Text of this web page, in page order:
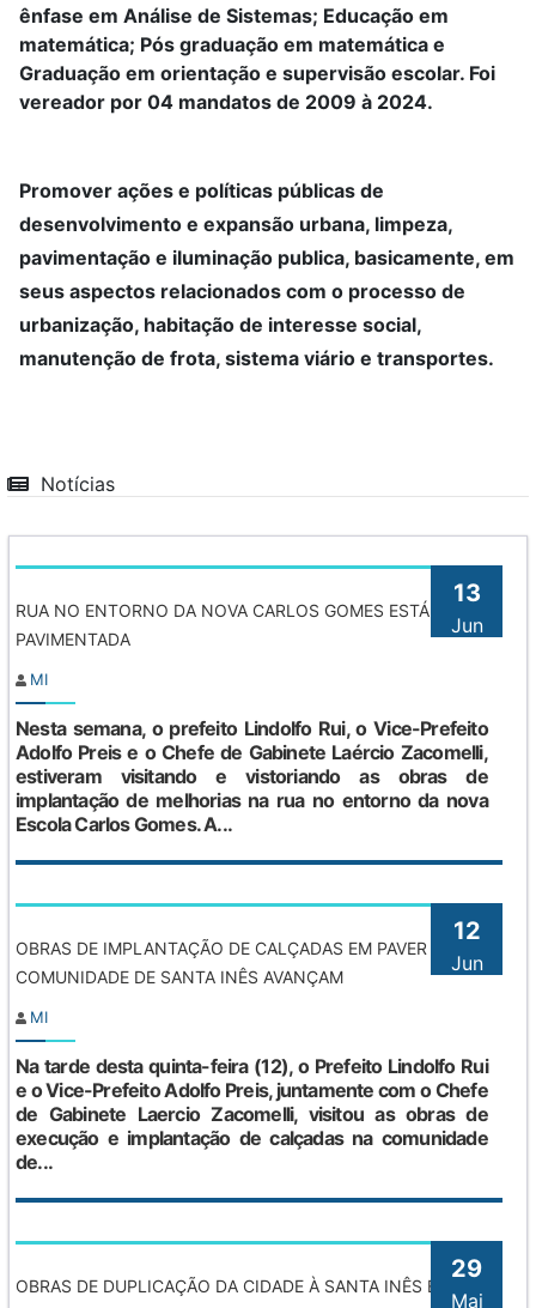
ênfase em Análise de Sistemas; Educação em
matemática; Pós graduação em matemática e
Graduação em orientação e supervisão escolar. Foi
vereador por 04 mandatos de 2009 à 2024.
Promover ações e políticas públicas de
desenvolvimento e expansão urbana, limpeza,
pavimentação e iluminação publica, basicamente, em
seus aspectos relacionados com o processo de
urbanização, habitação de interesse social,
manutenção de frota, sistema viário e transportes.
Notícias
13
Jun
RUA NO ENTORNO DA NOVA CARLOS GOMES ESTÁ
PAVIMENTADA
MI
Nesta semana, o prefeito Lindolfo Rui, o Vice-Prefeito
Adolfo Preis e o Chefe de Gabinete Laércio Zacomelli,
estiveram visitando e vistoriando as obras de
implantação de melhorias na rua no entorno da nova
Escola Carlos Gomes. A...
12
Jun
OBRAS DE IMPLANTAÇÃO DE CALÇADAS EM PAVER NA
COMUNIDADE DE SANTA INÊS AVANÇAM
MI
Na tarde desta quinta-feira (12), o Prefeito Lindolfo Rui
e o Vice-Prefeito Adolfo Preis, juntamente com o Chefe
de Gabinete Laercio Zacomelli, visitou as obras de
execução e implantação de calçadas na comunidade
de...
29
Mai
OBRAS DE DUPLICAÇÃO DA CIDADE À SANTA INÊS ESTÃO